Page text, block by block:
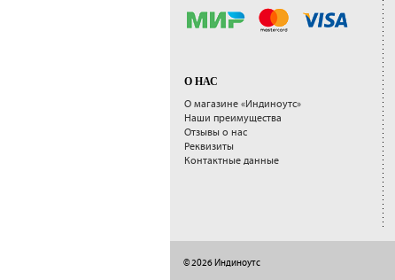
О НАС
О магазине «Индиноутс»
Наши преимущества
Отзывы о нас
Реквизиты
Контактные данные
© 2026 Индиноутс